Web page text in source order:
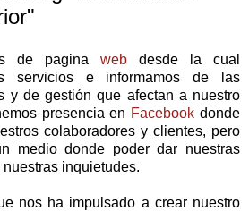
de pagina web desde la cual
servicios e informamos de las
y de gestión que afectan a nuestro
presencia en Facebook donde
colaboradores y clientes, pero
medio donde poder dar nuestras
inquietudes.
nos ha impulsado a crear nuestro